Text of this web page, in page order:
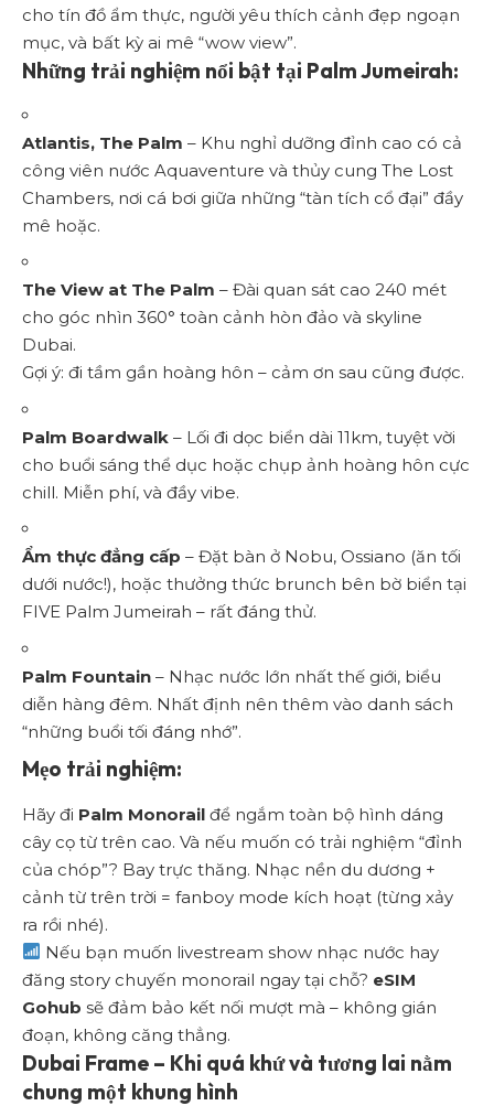
cho tín đồ ẩm thực, người yêu thích cảnh đẹp ngoạn
mục, và bất kỳ ai mê “wow view”.
Những trải nghiệm nổi bật tại Palm Jumeirah:
Atlantis, The Palm – Khu nghỉ dưỡng đỉnh cao có cả
công viên nước Aquaventure và thủy cung The Lost
Chambers, nơi cá bơi giữa những “tàn tích cổ đại” đầy
mê hoặc.
The View at The Palm – Đài quan sát cao 240 mét
cho góc nhìn 360° toàn cảnh hòn đảo và skyline
Dubai.
Gợi ý: đi tầm gần hoàng hôn – cảm ơn sau cũng được.
Palm Boardwalk – Lối đi dọc biển dài 11km, tuyệt vời
cho buổi sáng thể dục hoặc chụp ảnh hoàng hôn cực
chill. Miễn phí, và đầy vibe.
Ẩm thực đẳng cấp – Đặt bàn ở Nobu, Ossiano (ăn tối
dưới nước!), hoặc thưởng thức brunch bên bờ biển tại
FIVE Palm Jumeirah – rất đáng thử.
Palm Fountain – Nhạc nước lớn nhất thế giới, biểu
diễn hàng đêm. Nhất định nên thêm vào danh sách
“những buổi tối đáng nhớ”.
Mẹo trải nghiệm:
Hãy đi Palm Monorail để ngắm toàn bộ hình dáng
cây cọ từ trên cao. Và nếu muốn có trải nghiệm “đỉnh
của chóp”? Bay trực thăng. Nhạc nền du dương +
cảnh từ trên trời = fanboy mode kích hoạt (từng xảy
ra rồi nhé).
Nếu bạn muốn livestream show nhạc nước hay
đăng story chuyến monorail ngay tại chỗ? eSIM
Gohub sẽ đảm bảo kết nối mượt mà – không gián
đoạn, không căng thẳng.
Dubai Frame – Khi quá khứ và tương lai nằm
chung một khung hình